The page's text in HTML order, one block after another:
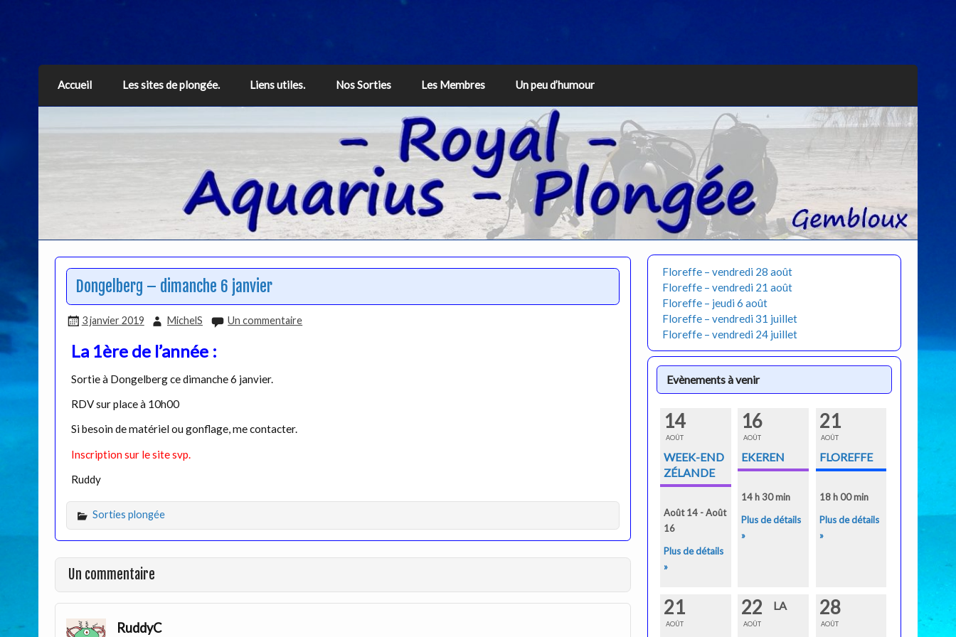
Aquarius
Accueil Les sites de plongée. Liens utiles. Nos Sorties Les Membres Un peu d’humour
Dongelberg – dimanche 6 janvier
3 janvier 2019 MichelS Un commentaire
La 1ère de l’année :
Sortie à Dongelberg ce dimanche 6 janvier.
RDV sur place à 10h00
Si besoin de matériel ou gonflage, me contacter.
Inscription sur le site svp.
Ruddy
Sorties plongée
Un commentaire
RuddyC
Floreffe – vendredi 28 août
Floreffe – vendredi 21 août
Floreffe – jeudi 6 août
Floreffe – vendredi 31 juillet
Floreffe – vendredi 24 juillet
Evènements à venir
14
AOÛT
WEEK-END
ZÉLANDE
Août 14 - Août
16
Plus de détails
»
16
AOÛT
EKEREN
14 h 30 min
Plus de détails
»
21
AOÛT
FLOREFFE
18 h 00 min
Plus de détails
»
21
AOÛT
22
AOÛT
LA 28
AOÛT